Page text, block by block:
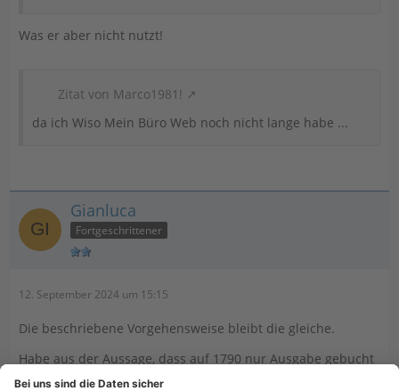
Was er aber nicht nutzt!
Zitat von Marco1981!
da ich Wiso Mein Büro Web noch nicht lange habe ...
Gianluca
Fortgeschrittener
12. September 2024 um 15:15
Die beschriebene Vorgehensweise bleibt die gleiche.
Habe aus der Aussage, dass auf 1790 nur Ausgabe gebucht
werden kann, mit WISO EÜR bzw. EÜR&Kasse assoziiert